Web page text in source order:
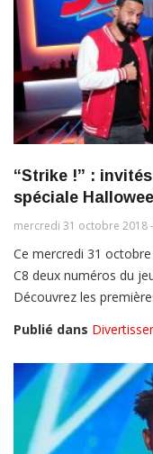
“Strike !” :
spéciale
mercredi 31 octobre 2018
Ce mercredi 31
C8 deux numéros du
Découvrez les
Publié dans